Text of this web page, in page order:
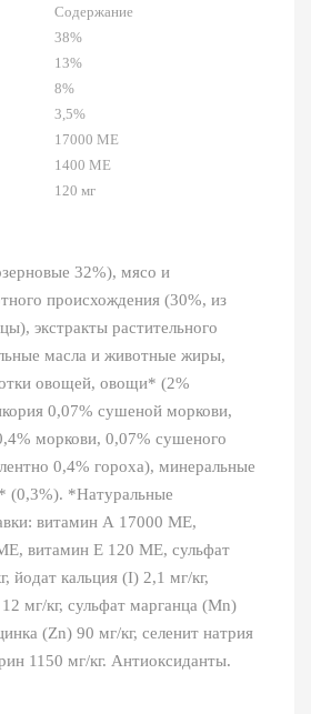
Содержание
38%
13%
8%
3,5%
17000 МЕ
1400 МЕ
120 мг
32%), мясо и
происхождения (30%, из
экстракты растительного
масла и животные жиры,
овощей, овощи* (2%
0,07% сушеной моркови,
моркови, 0,07% сушеного
0,4% гороха), минеральные
(0,3%). *Натуральные
витамин А 17000 МЕ,
витамин Е 120 МЕ, сульфат
йодат кальция (I) 2,1 мг/кг,
мг/кг, сульфат марганца (Mn)
(Zn) 90 мг/кг, селенит натрия
1150 мг/кг. Aнтиоксиданты.